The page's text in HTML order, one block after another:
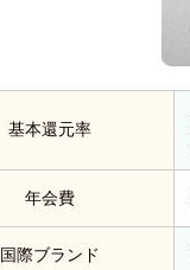
基本還元率
年会費
国際ブランド